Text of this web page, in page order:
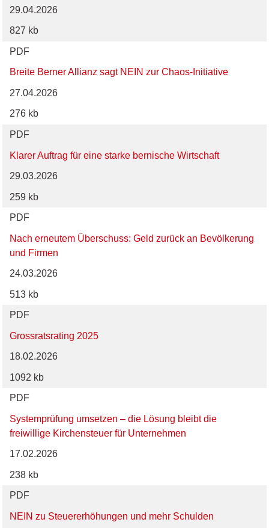
29.04.2026
827 kb
PDF
Breite Berner Allianz sagt NEIN zur Chaos-Initiative
27.04.2026
276 kb
PDF
Klarer Auftrag für eine starke bernische Wirtschaft
29.03.2026
259 kb
PDF
Nach erneutem Überschuss: Geld zurück an Bevölkerung
und Firmen
24.03.2026
513 kb
PDF
Grossratsrating 2025
18.02.2026
1092 kb
PDF
Systemprüfung umsetzen – die Lösung bleibt die
freiwillige Kirchensteuer für Unternehmen
17.02.2026
238 kb
PDF
NEIN zu Steuererhöhungen und mehr Schulden